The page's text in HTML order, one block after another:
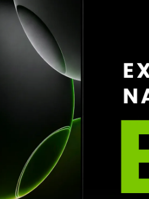
dostupných informací má za
statistiky nejsou oficiálně
dovednosti v ringu svědčí o